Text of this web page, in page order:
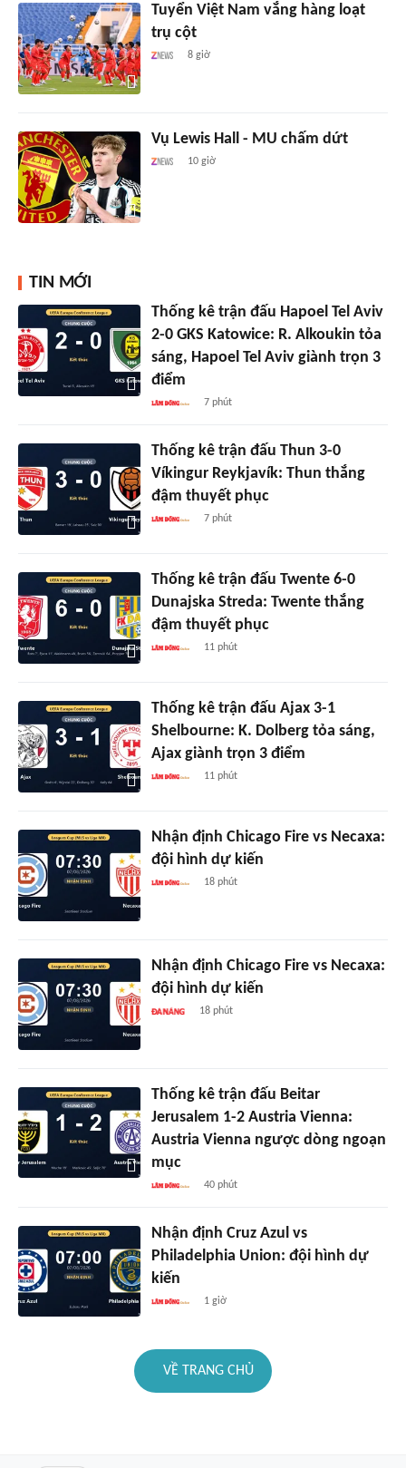
Tuyển Việt Nam vắng hàng loạt
trụ cột
8 giờ
Vụ Lewis Hall - MU chấm dứt
10 giờ
TIN MỚI
Thống kê trận đấu Hapoel Tel Aviv
2-0 GKS Katowice: R. Alkoukin tỏa
sáng, Hapoel Tel Aviv giành trọn 3
điểm
7 phút
Thống kê trận đấu Thun 3-0
Víkingur Reykjavík: Thun thắng
đậm thuyết phục
7 phút
Thống kê trận đấu Twente 6-0
Dunajska Streda: Twente thắng
đậm thuyết phục
11 phút
Thống kê trận đấu Ajax 3-1
Shelbourne: K. Dolberg tỏa sáng,
Ajax giành trọn 3 điểm
11 phút
Nhận định Chicago Fire vs Necaxa:
đội hình dự kiến
18 phút
Nhận định Chicago Fire vs Necaxa:
đội hình dự kiến
18 phút
Thống kê trận đấu Beitar
Jerusalem 1-2 Austria Vienna:
Austria Vienna ngược dòng ngoạn
mục
40 phút
Nhận định Cruz Azul vs
Philadelphia Union: đội hình dự
kiến
1 giờ
VỀ TRANG CHỦ